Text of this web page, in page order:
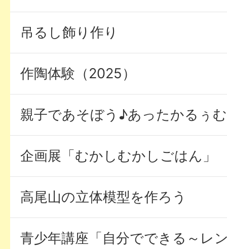
吊るし飾り作り
作陶体験（2025）
親子であそぼう♪あったかるぅむ
企画展「むかしむかしごはん」
高尾山の立体模型を作ろう
青少年講座「自分でできる～レ